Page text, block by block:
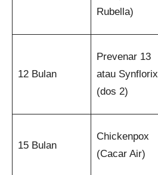
Rubella)
12 Bulan
Prevenar 13
atau Synflorix
(dos 2)
15 Bulan
Chickenpox
(Cacar Air)